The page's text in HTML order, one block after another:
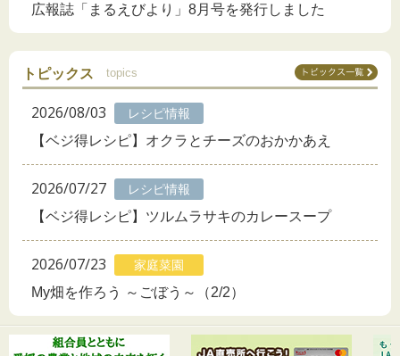
広報誌「まるえびより」8月号を発行しました
トピックス topics
2026/08/03 レシピ情報
【ベジ得レシピ】オクラとチーズのおかかあえ
2026/07/27 レシピ情報
【ベジ得レシピ】ツルムラサキのカレースープ
2026/07/23 家庭菜園
My畑を作ろう ～ごぼう～（2/2）